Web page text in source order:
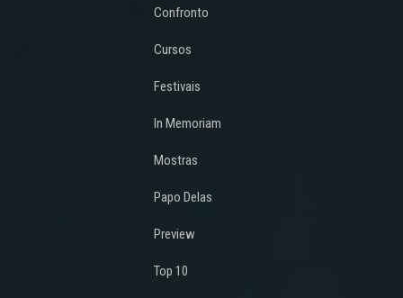
Confronto
Cursos
Festivais
In Memoriam
Mostras
Papo Delas
Preview
Top 10